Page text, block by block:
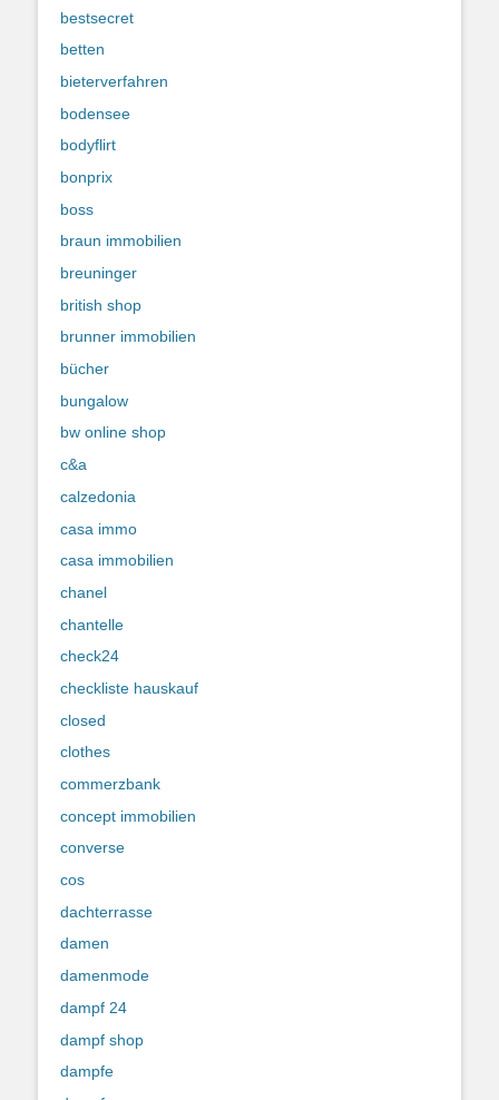
bestsecret
betten
bieterverfahren
bodensee
bodyflirt
bonprix
boss
braun immobilien
breuninger
british shop
brunner immobilien
bücher
bungalow
bw online shop
c&a
calzedonia
casa immo
casa immobilien
chanel
chantelle
check24
checkliste hauskauf
closed
clothes
commerzbank
concept immobilien
converse
cos
dachterrasse
damen
damenmode
dampf 24
dampf shop
dampfe